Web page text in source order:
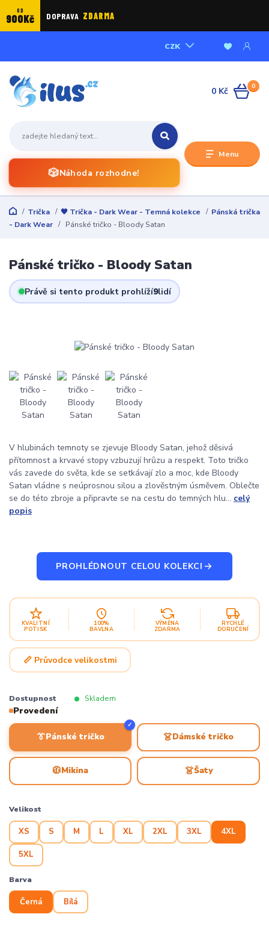
OD
900Kč DOPRAVA ZDARMA
Menu
CZK
🎲Náhoda rozhodne!
0
0 Kč
Trička 🖤 Trička - Dark Wear - Temná kolekce
Pánská trička
- Dark Wear
Pánské tričko - Bloody Satan
Pánské tričko - Bloody Satan
Právě si tento produkt prohlíží9lidí
V hlubinách temnoty se zjevuje Bloody Satan, jehož děsivá
přítomnost a krvavé stopy vzbuzují hrůzu a respekt. Toto tričko
vás zavede do světa, kde se setkávají zlo a moc, kde Bloody
Satan vládne s neúprosnou silou a zlověstným úsměvem. Oblečte
se do této zbroje a připravte se na cestu do temných hlu... celý
popis
PROHLÉDNOUT CELOU KOLEKCI
KVALITNÍ
POTISK
100%
BAVLNA
VÝMĚNA
ZDARMA
RYCHLÉ
DORUČENÍ
📏 Průvodce velikostmi
Dostupnost Skladem
Provedení
👔Pánské tričko
✓
👗Dámské tričko
🧥Mikina 👗Šaty
Velikost
XS S M L XL 2XL 3XL 4XL
5XL
Barva
Černá Bílá